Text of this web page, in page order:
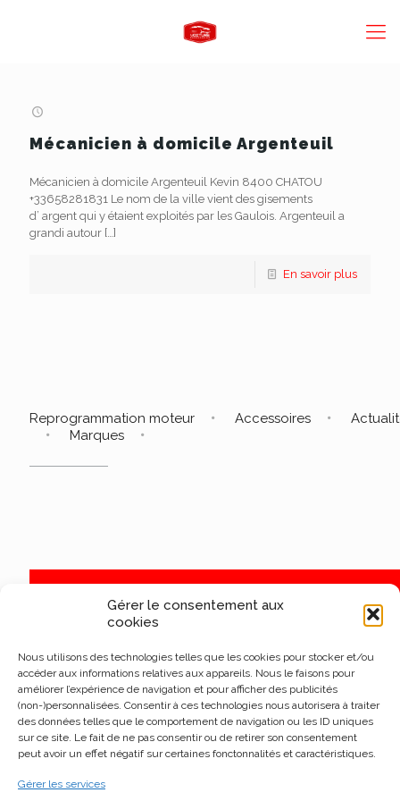
Gérer le consentement aux
cookies
Nous utilisons des technologies telles que les cookies pour stocker et/ou
accéder aux informations relatives aux appareils. Nous le faisons pour
améliorer l’expérience de navigation et pour afficher des publicités
(non-)personnalisées. Consentir à ces technologies nous autorisera à traiter
des données telles que le comportement de navigation ou les ID uniques
sur ce site. Le fait de ne pas consentir ou de retirer son consentement
peut avoir un effet négatif sur certaines fonctonnalités et caractéristiques.
Gérer les services
Mécanicien à domicile Argenteuil
Mécanicien à domicile Argenteuil Kevin 8400 CHATOU
+33658281831 Le nom de la ville vient des gisements
d’ argent qui y étaient exploités par les Gaulois. Argenteuil a
grandi autour […]
En savoir plus
Reprogrammation moteur Accessoires
Marques